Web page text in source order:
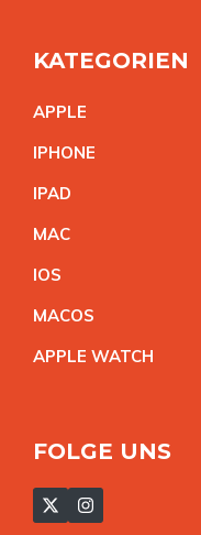
KATEGORIEN
APPLE
IPHONE
IPAD
MAC
IOS
MACOS
APPLE WATCH
FOLGE UNS